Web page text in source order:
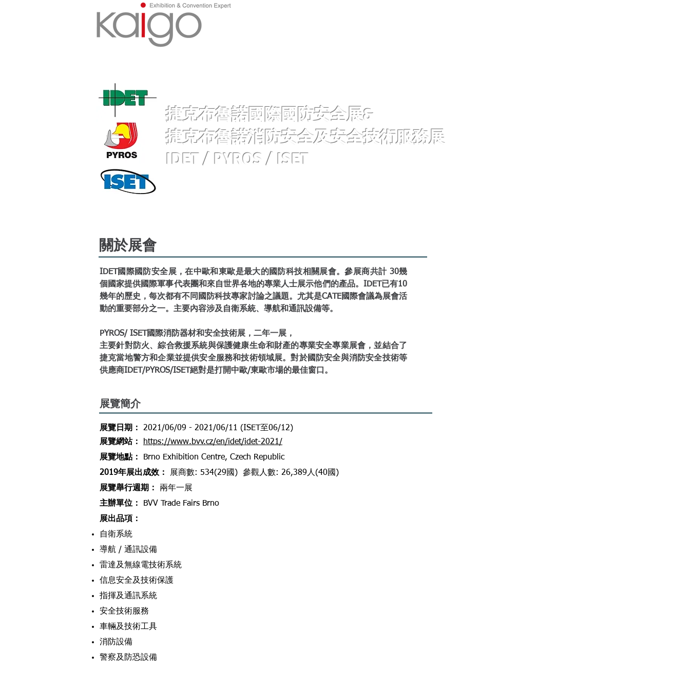
捷克布魯諾國際國防安全展&
捷克布魯諾消防安全及安全技術服務展
IDET / PYROS / ISET
關於展會
IDET國際國防安全展，在中歐和東歐是最大的國防科技相關展會。參展商共計 30幾
個國家提供國際軍事代表團和來自世界各地的專業人士展示他們的產品。IDET已有10
幾年的歷史，每次都有不同國防科技專家討論之議題。尤其是CATE國際會議為展會活
動的重要部分之一。主要內容涉及自衛系統、導航和通訊設備等。
PYROS/ ISET國際消防器材和安全技術展，二年一展，
主要針對防火、綜合救援系統與保護健康生命和財產的專業安全專業展會，並結合了
捷克當地警方和企業並提供安全服務和技術領域展。對於國防安全與消防安全技術等
供應商IDET/PYROS/ISET絕對是打開中歐/東歐市場的最佳窗口。
展覽簡介
​展覽日期：
2021/06/09 - 2021/06/11 (ISET至06/12)
​展覽網站：
https://www.bvv.cz/en/idet/idet-2021/
​展覽地點：
Brno Exhibition Centre, Czech Republic
2019年展出成效 ：
展商數: 534(29國) 參觀人數: 26,389人(40國)
展覽舉行週期 ： 兩年一展
主辦單位 ：
BVV Trade Fairs Brno
展出品項 ：
自衛系統
導航 / 通訊設備
雷達及無線電技術系統
信息安全及技術保護
指揮及通訊系統
安全技術服務
車輛及技術工具
消防設備
警察及防恐設備